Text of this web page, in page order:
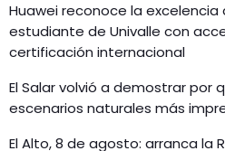
Huawei reconoce la
estudiante de Univalle con
certificación internacional
El Salar volvió a demostrar por
escenarios naturales más
El Alto, 8 de agosto: arranca la